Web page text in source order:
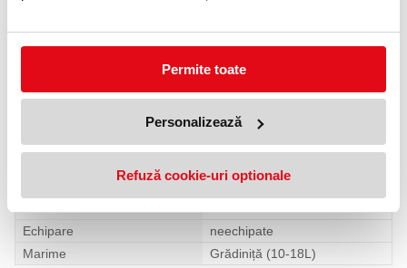
Permite toate
Personalizează
Refuză cookie-uri optionale
Sea Sparkles — sclipici de ocean, grijă pentru planetă.
Specificatii
Fete
Tip
Rigid
Ergonomic
Clasa 1
Echipare
neechipate
Marime
Grădiniță (10-18L)